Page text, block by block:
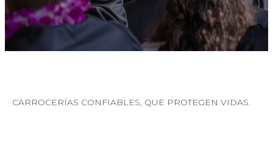
CARROCERÍAS CONFIABLES, QUE PROTEGEN VIDAS.